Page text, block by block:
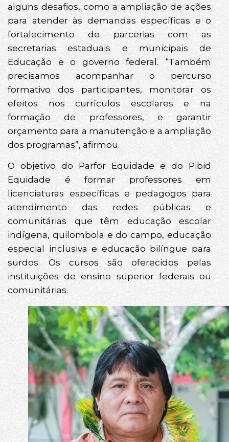
alguns desafios, como a ampliação de ações
para atender às demandas específicas e o
fortalecimento de parcerias com as
secretarias estaduais e municipais de
Educação e o governo federal. “Também
precisamos acompanhar o percurso
formativo dos participantes, monitorar os
efeitos nos currículos escolares e na
formação de professores, e garantir
orçamento para a manutenção e a ampliação
dos programas”, afirmou.
O objetivo do Parfor Equidade e do Pibid
Equidade é formar professores em
licenciaturas específicas e pedagogos para
atendimento das redes públicas e
comunitárias que têm educação escolar
indígena, quilombola e do campo, educação
especial inclusiva e educação bilíngue para
surdos. Os cursos são oferecidos pelas
instituições de ensino superior federais ou
comunitárias.